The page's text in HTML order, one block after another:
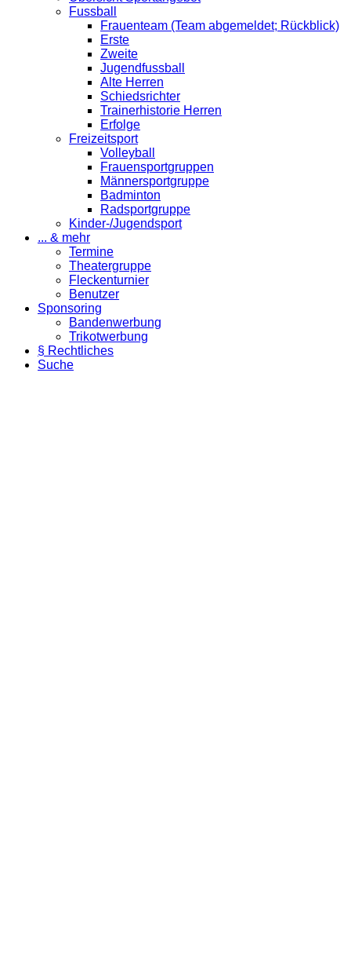
Fussball
Frauenteam (Team abgemeldet; Rückblick)
Erste
Zweite
Jugendfussball
Alte Herren
Schiedsrichter
Trainerhistorie Herren
Erfolge
Freizeitsport
Volleyball
Frauensportgruppen
Männersportgruppe
Badminton
Radsportgruppe
Kinder-/Jugendsport
... & mehr
Termine
Theatergruppe
Fleckenturnier
Benutzer
Sponsoring
Bandenwerbung
Trikotwerbung
§ Rechtliches
Suche